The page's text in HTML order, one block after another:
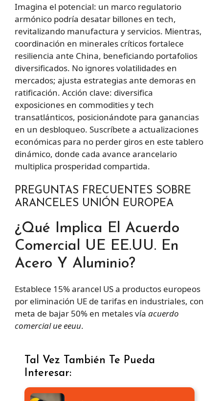
Imagina el potencial: un marco regulatorio
armónico podría desatar billones en tech,
revitalizando manufactura y servicios. Mientras,
coordinación en minerales críticos fortalece
resiliencia ante China, beneficiando portafolios
diversificados. No ignores volatilidades en
mercados; ajusta estrategias ante demoras en
ratificación. Acción clave: diversifica
exposiciones en commodities y tech
transatlánticos, posicionándote para ganancias
en un desbloqueo. Suscríbete a actualizaciones
económicas para no perder giros en este tablero
dinámico, donde cada avance arancelario
multiplica prosperidad compartida.
PREGUNTAS FRECUENTES SOBRE
ARANCELES UNIÓN EUROPEA
¿Qué Implica El Acuerdo
Comercial UE EE.UU. En
Acero Y Aluminio?
Establece 15% arancel US a productos europeos
por eliminación UE de tarifas en industriales, con
meta de bajar 50% en metales vía acuerdo
comercial ue eeuu.
Tal Vez También Te Pueda
Interesar: